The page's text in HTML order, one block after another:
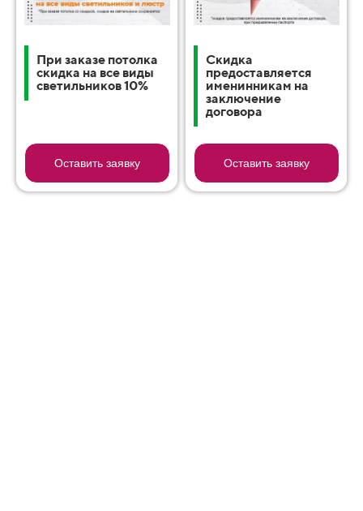
При заказе потолка
скидка на все виды
светильников 10%
Оставить заявку
Cкидка
предоставляется
именинникам на
заключение
договора
Оставить заявку